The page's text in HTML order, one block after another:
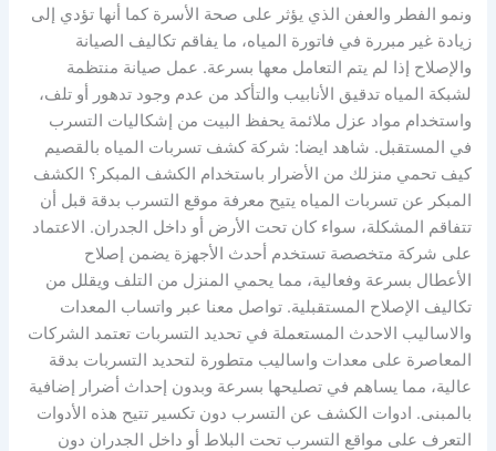
ونمو الفطر والعفن الذي يؤثر على صحة الأسرة كما أنها تؤدي إلى
زيادة غير مبررة في فاتورة المياه، ما يفاقم تكاليف الصيانة
والإصلاح إذا لم يتم التعامل معها بسرعة. عمل صيانة منتظمة
لشبكة المياه تدقيق الأنابيب والتأكد من عدم وجود تدهور أو تلف،
واستخدام مواد عزل ملائمة يحفظ البيت من إشكاليات التسرب
في المستقبل. شاهد ايضا: شركة كشف تسربات المياه بالقصيم
كيف تحمي منزلك من الأضرار باستخدام الكشف المبكر؟ الكشف
المبكر عن تسربات المياه يتيح معرفة موقع التسرب بدقة قبل أن
تتفاقم المشكلة، سواء كان تحت الأرض أو داخل الجدران. الاعتماد
على شركة متخصصة تستخدم أحدث الأجهزة يضمن إصلاح
الأعطال بسرعة وفعالية، مما يحمي المنزل من التلف ويقلل من
تكاليف الإصلاح المستقبلية. تواصل معنا عبر واتساب المعدات
والاساليب الاحدث المستعملة في تحديد التسربات تعتمد الشركات
المعاصرة على معدات واساليب متطورة لتحديد التسربات بدقة
عالية، مما يساهم في تصليحها بسرعة وبدون إحداث أضرار إضافية
بالمبنى. ادوات الكشف عن التسرب دون تكسير تتيح هذه الأدوات
التعرف على مواقع التسرب تحت البلاط أو داخل الجدران دون